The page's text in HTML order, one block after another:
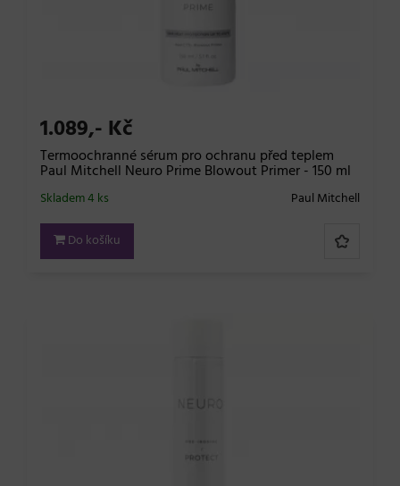
1.089,- Kč
Termoochranné sérum pro ochranu před teplem
Paul Mitchell Neuro Prime Blowout Primer - 150 ml
Paul Mitchell
Skladem 4 ks
Do košíku